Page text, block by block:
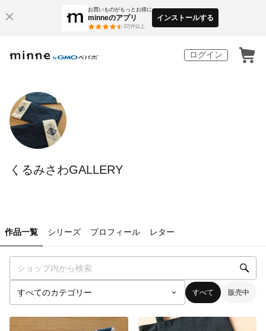
お買いものがもっとお得に
minneのアプリ
3万件以上
インストールする
ログイン
くるみさわGALLERY
作品一覧 シリーズ プロフィール レター
すべて 販売中